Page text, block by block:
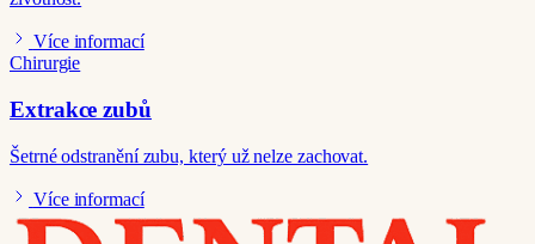
Více informací
Chirurgie
Extrakce zubů
Šetrné odstranění zubu, který už nelze zachovat.
Více informací